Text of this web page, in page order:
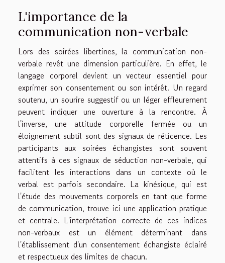
L'importance de la
communication non-verbale
Lors des soirées libertines, la communication non-
verbale revêt une dimension particulière. En effet, le
langage corporel devient un vecteur essentiel pour
exprimer son consentement ou son intérêt. Un regard
soutenu, un sourire suggestif ou un léger effleurement
peuvent indiquer une ouverture à la rencontre. À
l'inverse, une attitude corporelle fermée ou un
éloignement subtil sont des signaux de réticence. Les
participants aux soirées échangistes sont souvent
attentifs à ces signaux de séduction non-verbale, qui
facilitent les interactions dans un contexte où le
verbal est parfois secondaire. La kinésique, qui est
l'étude des mouvements corporels en tant que forme
de communication, trouve ici une application pratique
et centrale. L'interprétation correcte de ces indices
non-verbaux est un élément déterminant dans
l'établissement d'un consentement échangiste éclairé
et respectueux des limites de chacun.